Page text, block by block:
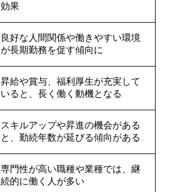
効果
良好な人間関係や働きやすい環境
が長期勤務を促す傾向に
昇給や賞与、福利厚生が充実して
いると、長く働く動機となる
スキルアップや昇進の機会がある
と、勤続年数が延びる傾向がある
専門性が高い職種や業種では、継
続的に働く人が多い